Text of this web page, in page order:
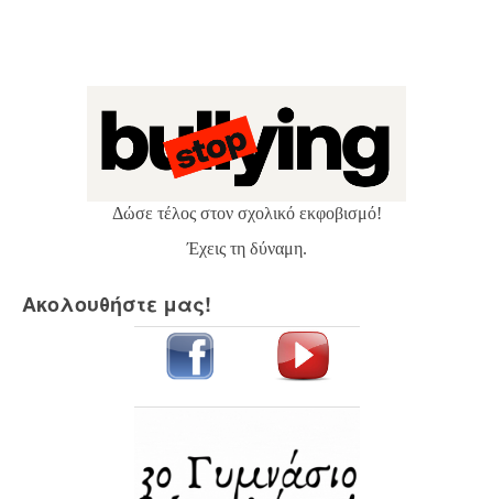
Δώσε τέλος στον σχολικό εκφοβισμό!
Έχεις τη δύναμη.
Ακολουθήστε μας!